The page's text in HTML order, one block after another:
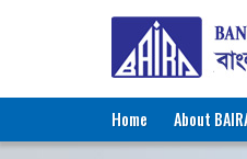
Home About